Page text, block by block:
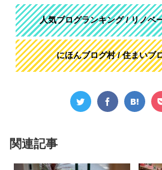
人気ブログランキング / リノベ
にほんブログ村 / 住まいブ
関連記事